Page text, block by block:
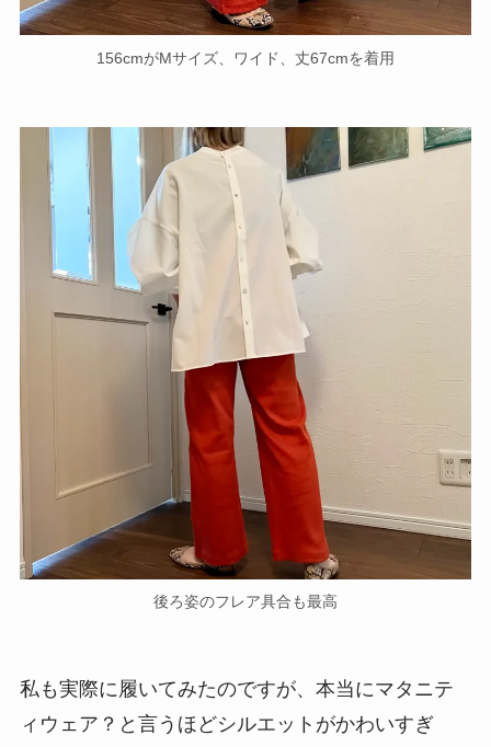
156cmがMサイズ、ワイド、丈67cmを着用
後ろ姿のフレア具合も最高
私も実際に履いてみたのですが、本当にマタニテ
ィウェア？と言うほどシルエットがかわいすぎ